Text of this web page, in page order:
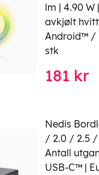
lm | 4.90 W
avkjølt hvitt
Android™ /
stk
181 kr
Nedis
/ 2.0 / 2.5 /
Antall
USB-C™ |